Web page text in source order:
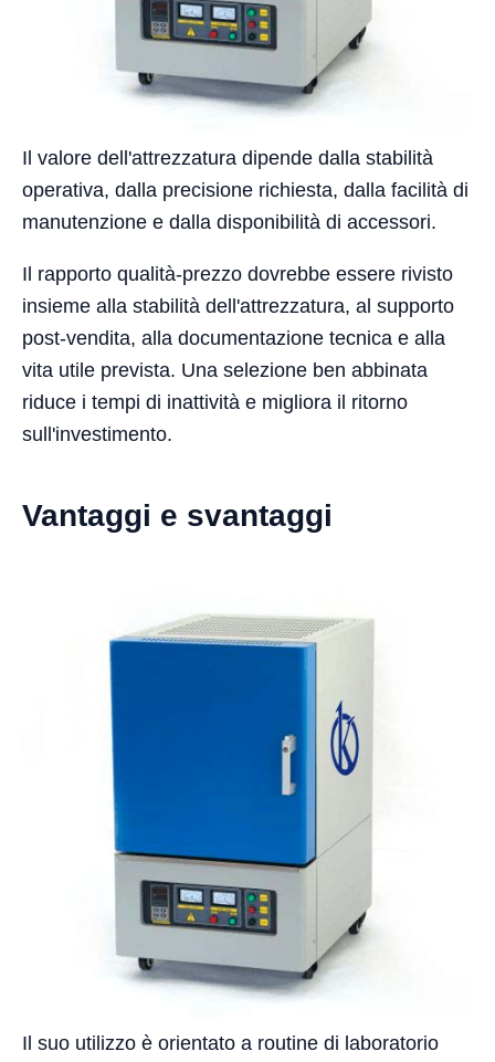
Il valore dell'attrezzatura dipende dalla stabilità
operativa, dalla precisione richiesta, dalla facilità di
manutenzione e dalla disponibilità di accessori.
Il rapporto qualità-prezzo dovrebbe essere rivisto
insieme alla stabilità dell'attrezzatura, al supporto
post-vendita, alla documentazione tecnica e alla
vita utile prevista. Una selezione ben abbinata
riduce i tempi di inattività e migliora il ritorno
sull'investimento.
Vantaggi e svantaggi
Il suo utilizzo è orientato a routine di laboratorio